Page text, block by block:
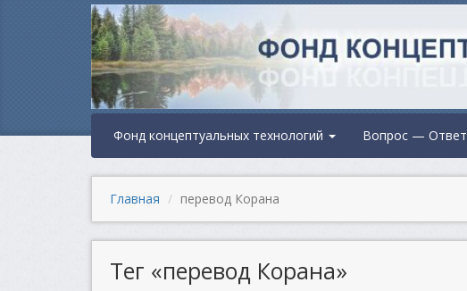
Фонд концептуальных технологий Вопрос — Ответ
Главная перевод Корана
Тег «перевод Корана»